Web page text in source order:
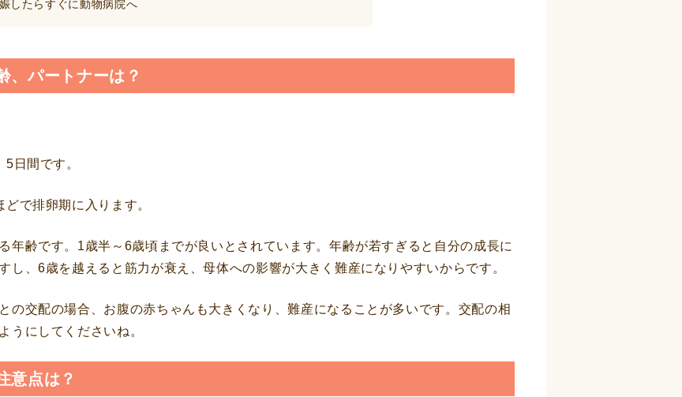
したらすぐに動物病院へ
、パートナーは？
日間です。
で排卵期に入ります。
年齢です。1歳半～6歳頃までが良いとされています。年齢が若すぎると自分の成長に
し、6歳を越えると筋力が衰え、母体への影響が大きく難産になりやすいからです。
の交配の場合、お腹の赤ちゃんも大きくなり、難産になることが多いです。交配の相
うにしてくださいね。
意点は？